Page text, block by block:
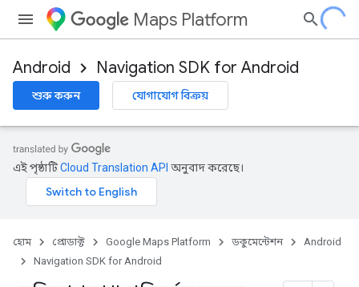
Maps Platform
Android Navigation SDK for Android
শুরু করুন যোগাযোগ বিক্রয়
এই পৃষ্ঠাটিCloud Translation API অনুবাদ করেছে।
হোম প্রোডাক্ট Google Maps Platform ডকুমেন্টেশন
Android
Navigation SDK for Android